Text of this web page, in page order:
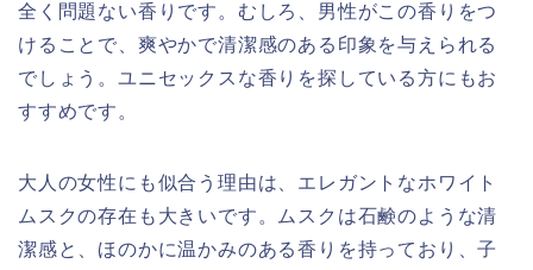
全く問題ない香りです。むしろ、男性がこの香りをつ
けることで、爽やかで清潔感のある印象を与えられる
でしょう。ユニセックスな香りを探している方にもお
すすめです。
大人の女性にも似合う理由は、エレガントなホワイト
ムスクの存在も大きいです。ムスクは石鹸のような清
潔感と、ほのかに温かみのある香りを持っており、子